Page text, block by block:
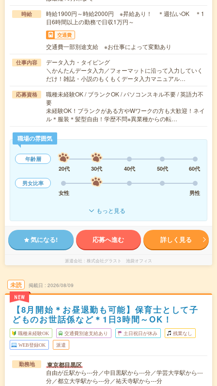
時給
時給1900円～時給2000円 ※昇給あり！ ＊週払いOK ＊1
日6時間以上の勤務で日収1万円～
交通費
交通費一部別途支給 ※お仕事によって変動あり
仕事内容
データ入力・タイピング
＼かんたんデータ入力／フォーマットに沿って入力していく
だけ！雑誌・小説のもくもくデータ入力マニュアル…
応募資格
職種未経験OK / ブランクOK / パソコンスキル不要 / 英語力不
要
未経験OK！ブランクがある方やWワークの方も大歓迎！ネイ
ル＊服装＊髪型自由！学歴不問※異業種からの転…
職場の雰囲気
年齢層
20代
30代 40代 50代
60代
男女比率
女性
男性
もっと見る
気になる! 応募へ進む 詳しく見る
派遣会社 株式会社グラスト 池袋オフィス
未読
NEW
掲載日 2026/08/09
【8月開始＊お昼退勤も可能】保育士として子
どものお世話係など＊1日3時間～OK！
職種未経験OK 交通費別途支給あり 土日祝日が休み 残業なし
WEB登録OK 派遣
勤務地 東京都目黒区
自由が丘駅から---分／中目黒駅から---分／学芸大学駅から---
分／都立大学駅から---分／祐天寺駅から---分